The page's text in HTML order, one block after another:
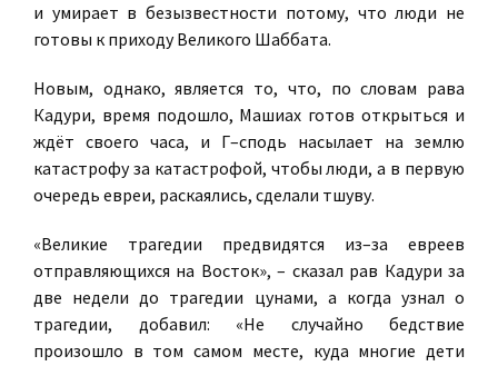
и умирает в безызвестности потому, что люди не
готовы к приходу Великого Шаббата.
Новым, однако, является то, что, по словам рава
Кадури, время подошло, Машиах готов открыться и
ждёт своего часа, и Г–сподь насылает на землю
катастрофу за катастрофой, чтобы люди, а в первую
очередь евреи, раскаялись, сделали тшуву.
«Великие трагедии предвидятся из–за евреев
отправляющихся на Восток», – сказал рав Кадури за
две недели до трагедии цунами, а когда узнал о
трагедии, добавил: «Не случайно бедствие
произошло в том самом месте, куда многие дети